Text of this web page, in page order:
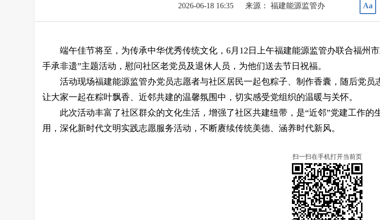
2026-06-18 16:35 来源： 福建能源监管办 Aa
端午佳节将至，为传承中华优秀传统文化，6月12日上午福建能源监管办联合福州
手承非遗”主题活动，慰问社区老党员及退休人员，为他们送去节日祝福。
活动现场福建能源监管办党员志愿者与社区居民一起包粽子、制作香囊，随后党
让大家一起在粽叶飘香、近邻共建的温馨氛围中，切实感受党组织的温暖与关怀。
此次活动丰富了社区群众的文化生活，增强了社区共建纽带，是“近邻”党建工作
用，深化新时代文明实践志愿服务活动，不断赓续传统美德、涵养时代新风。
扫一扫在手机打开当前页